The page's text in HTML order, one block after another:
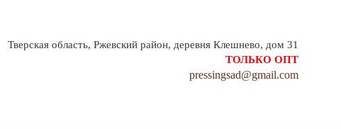
Тверская область, Ржевский район, деревня Клешнево, дом 31
ТОЛЬКО ОПТ
pressingsad@gmail.com